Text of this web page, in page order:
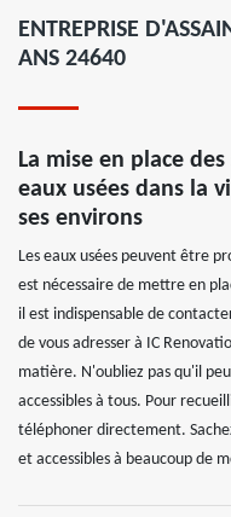
ENTREPRISE
ANS 24640
La mise en place
eaux usées dans la
ses environs
Les eaux usées peuvent être
est nécessaire de mettre en
il est indispensable de
de vous adresser à IC
matière. N'oubliez pas qu'il
accessibles à tous. Pour
téléphoner directement.
et accessibles à beaucoup de